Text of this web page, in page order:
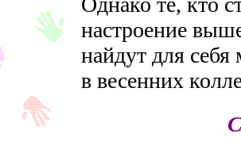
настроение
найдут для себя
в весенних